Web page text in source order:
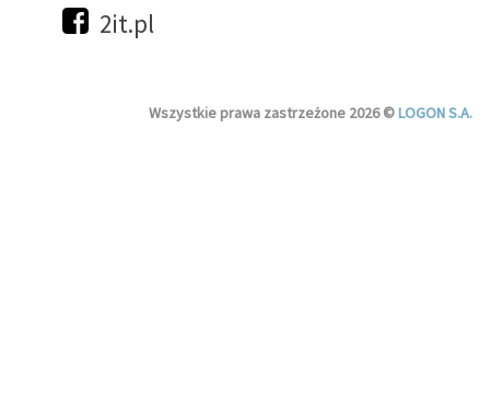
2it.pl
Wszystkie prawa zastrzeżone 2026 ©LOGON S.A.